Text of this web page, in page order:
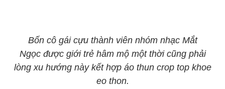
Bốn cô gái cựu thành viên nhóm nhạc Mắt
Ngọc được giới trẻ hâm mộ một thời cũng phải
lòng xu hướng này kết hợp áo thun crop top khoe
eo thon.